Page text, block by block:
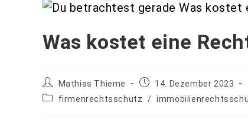
Was kostet eine
Mathias Thieme
14. Dezember 2023
firmenrechtsschutz
/